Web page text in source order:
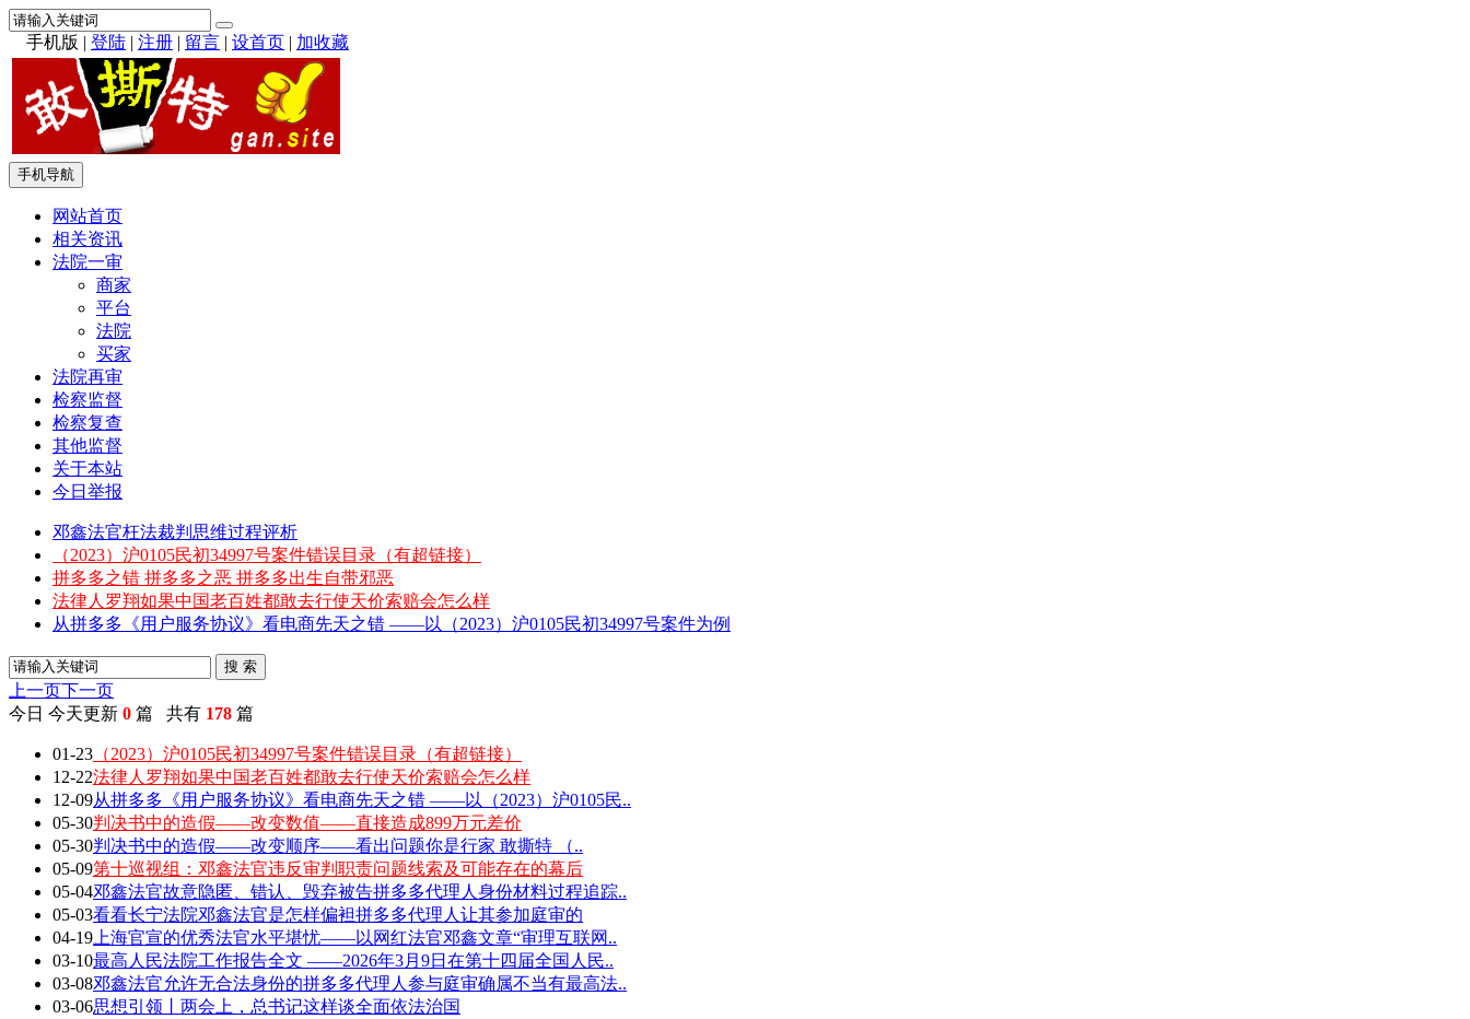
手机版 | 登陆 | 注册 | 留言 | 设首页 | 加收藏
手机导航
网站首页
相关资讯
法院一审
商家
平台
法院
买家
法院再审
检察监督
检察复查
其他监督
关于本站
今日举报
邓鑫法官枉法裁判思维过程评析
（2023）沪0105民初34997号案件错误目录（有超链接）
拼多多之错 拼多多之恶 拼多多出生自带邪恶
法律人罗翔如果中国老百姓都敢去行使天价索赔会怎么样
从拼多多《用户服务协议》看电商先天之错 ——以（2023）沪0105民初34997号案件为例
搜 索
上一页下一页
今日 今天更新 0 篇 共有 178 篇
01-23 （2023）沪0105民初34997号案件错误目录（有超链接）
12-22法律人罗翔如果中国老百姓都敢去行使天价索赔会怎么样
12-09从拼多多《用户服务协议》看电商先天之错 ——以（2023）沪0105民..
05-30判决书中的造假——改变数值——直接造成899万元差价
05-30判决书中的造假——改变顺序——看出问题你是行家 敢撕特 （..
05-09第十巡视组：邓鑫法官违反审判职责问题线索及可能存在的幕后
05-04邓鑫法官故意隐匿、错认、毁弃被告拼多多代理人身份材料过程追踪..
05-03看看长宁法院邓鑫法官是怎样偏袒拼多多代理人让其参加庭审的
04-19 上海官宣的优秀法官水平堪忧——以网红法官邓鑫文章“审理互联网..
03-10最高人民法院工作报告全文 ——2026年3月9日在第十四届全国人民..
03-08邓鑫法官允许无合法身份的拼多多代理人参与庭审确属不当有最高法..
03-06思想引领丨两会上，总书记这样谈全面依法治国